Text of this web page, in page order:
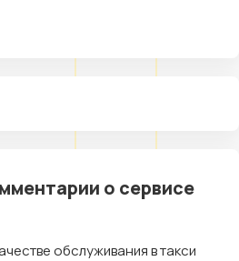
о сервисе
обслуживания в такси